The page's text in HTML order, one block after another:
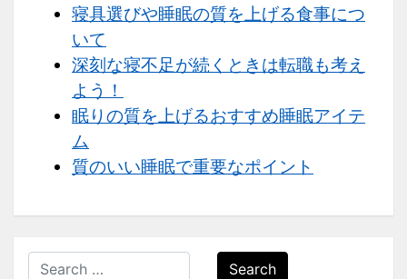
寝具選びや睡眠の質を上げる食事につ
いて
深刻な寝不足が続くときは転職も考え
よう！
眠りの質を上げるおすすめ睡眠アイテ
ム
質のいい睡眠で重要なポイント
Search